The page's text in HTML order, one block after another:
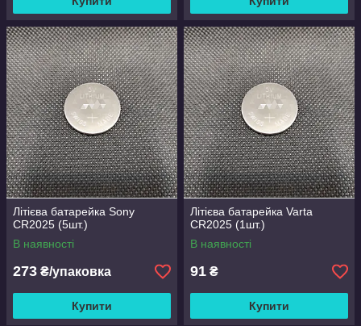
Літієва батарейка Sony
CR2025 (5шт.)
В наявності
273 ₴/упаковка
Купити
Літієва батарейка Varta
CR2025 (1шт.)
В наявності
91 ₴
Купити